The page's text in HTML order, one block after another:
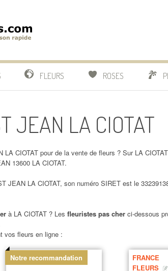
FLEURS ROSES
BONSAI
JEAN LA CIOTAT
CIOTAT pour de la vente de fleurs ? Sur LA
13600 LA CIOTAT.
JEAN LA CIOTAT, son numéro SIRET est le
à LA CIOTAT ? Les fleuristes pas cher ci-dessous
vos fleurs en ligne :
Notre recommandation
FRANCE
FLEURS